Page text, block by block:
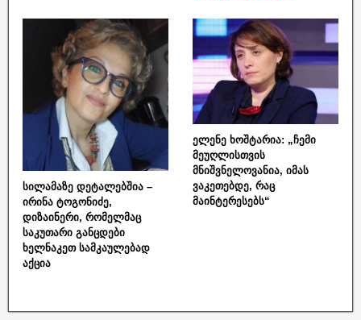
სილამაზე დეტალებშია –
ირინა ტოგონიძე,
დიზაინერი, რომელმაც
საკუთარი განცდები
ხელნაკეთ სამკაულებად
აქცია
ელენე ხოშტარია: „ჩემი
მეუღლისთვის
მნიშვნელოვანია, იმას
ვაკეთებდე, რაც
მაინტერესებს“